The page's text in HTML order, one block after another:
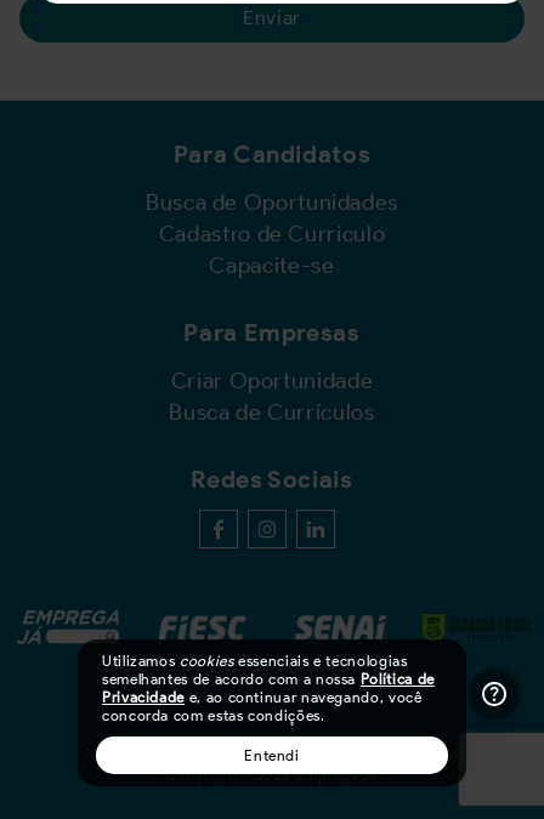
Enviar
Para Candidatos
Busca de Oportunidades
Cadastro de Currículo
Capacite-se
Para Empresas
Criar Oportunidade
Busca de Currículos
Redes Sociais
Copyright © 2026 Emprega Já
Utilizamos cookiesessenciais e tecnologias
semelhantes de acordo com a nossa Política de
Privacidade e, ao continuar navegando, você
concorda com estas condições.
Entendi